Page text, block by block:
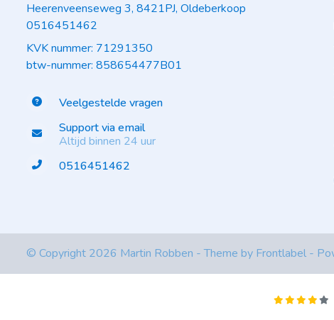
Heerenveenseweg 3, 8421PJ, Oldeberkoop
0516451462
KVK nummer: 71291350
btw-nummer: 858654477B01
Veelgestelde vragen
Support via email
Altijd binnen 24 uur
0516451462
© Copyright 2026 Martin Robben - Theme by Frontlabel -